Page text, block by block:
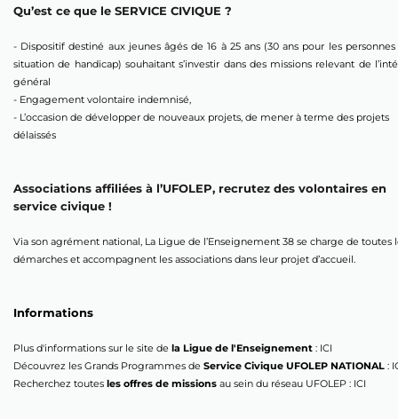
Qu’est ce que le SERVICE CIVIQUE ?
- Dispositif destiné aux jeunes âgés de 16 à 25 ans (30 ans pour les
situation de handicap) souhaitant s’investir dans des missions relevant de
général
- Engagement volontaire indemnisé,
- L’occasion de développer de nouveaux projets, de mener à terme des projets
délaissés
Associations affiliées à l’UFOLEP, recrutez des volontaires en
service civique !
Via son agrément national, La Ligue de l’Enseignement 38 se charge de toutes
démarches et accompagnent les associations dans leur projet d’accueil.
Informations
Plus d'informations sur le site de la Ligue de l'Enseignement : ICI
Découvrez les Grands Programmes de Service Civique UFOLEP NATIONAL :
Recherchez toutes les offres de missions au sein du réseau UFOLEP : ICI